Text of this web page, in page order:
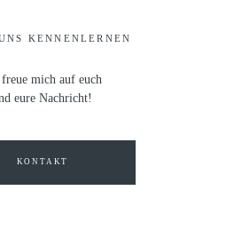
KENNENLERNEN
mich auf euch
eure Nachricht!
KONTAKT